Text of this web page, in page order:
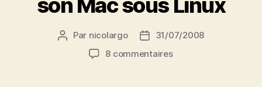
Auteur
l’article
Par nicolargo
Date31/07/2008
8 commentairessur